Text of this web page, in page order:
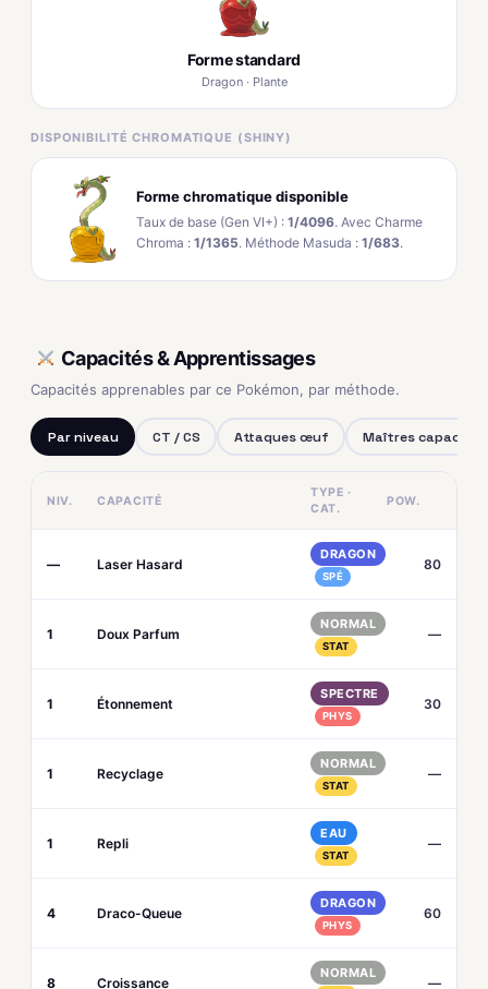
Forme standard
Dragon · Plante
DISPONIBILITÉ CHROMATIQUE (SHINY)
Forme chromatique disponible
Taux de base (Gen VI+) : 1/4096. Avec Charme
Chroma : 1/1365. Méthode Masuda : 1/683.
Capacités & Apprentissages
Capacités apprenables par ce Pokémon, par méthode.
Par niveau CT / CS Attaques œuf Maîtres capacités
NIV. CAPACITÉ
TYPE ·
CAT.
POW.
— Laser Hasard
DRAGON
SPÉ
80
1 Doux Parfum
NORMAL
STAT
—
1 Étonnement
SPECTRE
PHYS
30
1 Recyclage
NORMAL
STAT
—
1 Repli
EAU
STAT
—
4 Draco-Queue
DRAGON
PHYS
60
8 Croissance
NORMAL
—